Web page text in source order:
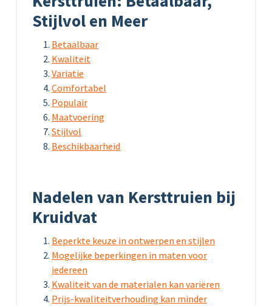
Stijlvol en Meer
Betaalbaar
Kwaliteit
Variatie
Comfortabel
Populair
Maatvoering
Stijlvol
Beschikbaarheid
Nadelen van Kersttruien bij
Kruidvat
Beperkte keuze in ontwerpen en stijlen
Mogelijke beperkingen in maten voor
iedereen
Kwaliteit van de materialen kan variëren
Prijs-kwaliteitverhouding kan minder